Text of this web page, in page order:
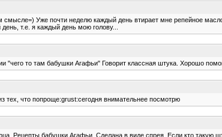
Уже почти неделю каждый день втирает мне репейное
т.е. я каждый день мою голову...
"чего то там бабушки Агафьи" Говорит классная штука. Хорошо
тех, что попроще:grust:сегодня внимательнее посмотрю
Рецепты бабушки Агафьи. Сделана в виде спрея. Если кто такую